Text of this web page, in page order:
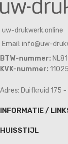
uw-drukwerk.online
Email: info@uw-
BTW-nummer:
KVK-nummer:
Adres: Duifkruid 175
INFORMATIE /
HUISSTIJL